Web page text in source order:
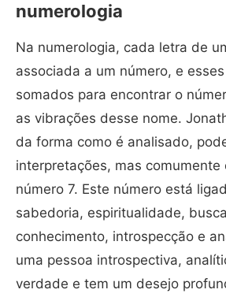
numerologia
Na numerologia, cada letra de
associada a um número, e
somados para encontrar o
as vibrações desse nome.
da forma como é analisado,
interpretações, mas comumente
número 7. Este número está
sabedoria, espiritualidade,
conhecimento, introspecção e
uma pessoa introspectiva,
verdade e tem um desejo